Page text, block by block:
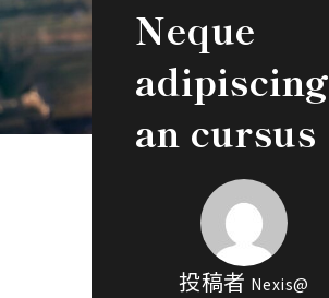
Neque
adipiscing
an cursus
投稿者 Nexis@